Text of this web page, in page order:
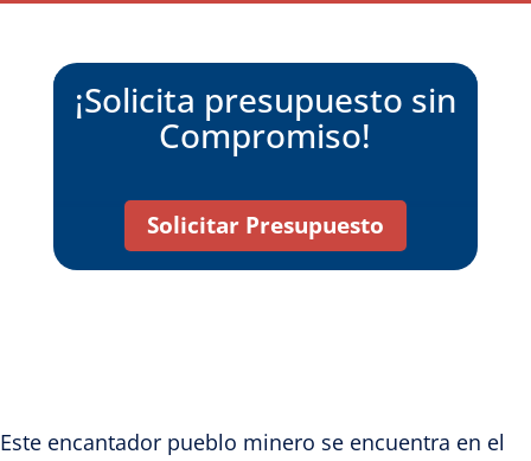
¡Solicita presupuesto sin
Compromiso!
Solicitar Presupuesto
Este encantador pueblo minero se encuentra en el